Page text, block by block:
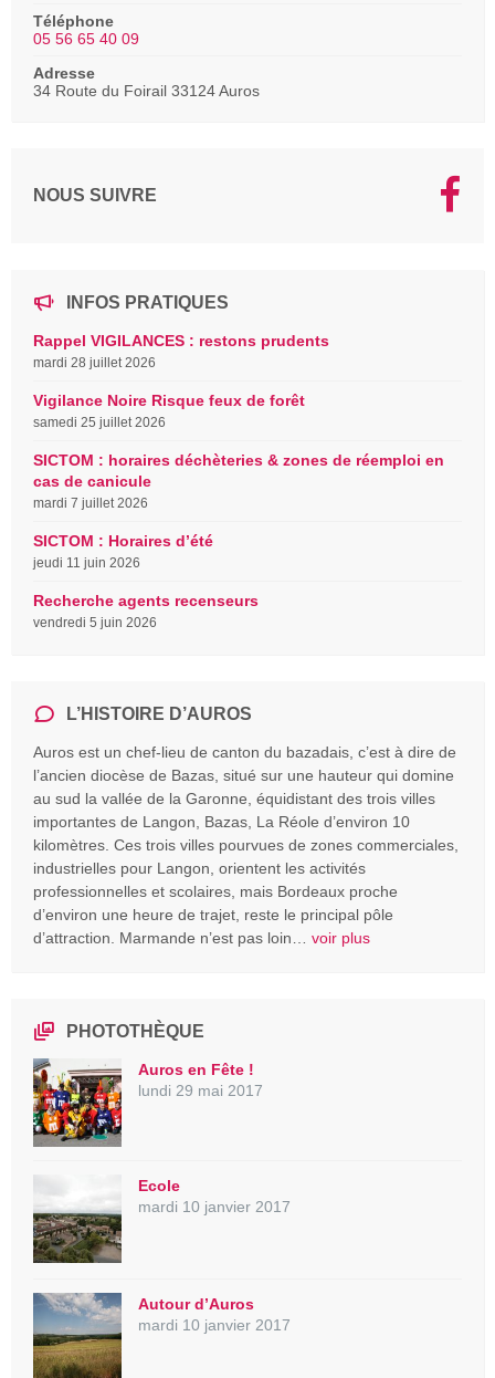
Téléphone
05 56 65 40 09
Adresse
34 Route du Foirail 33124 Auros
NOUS SUIVRE
INFOS PRATIQUES
Rappel VIGILANCES : restons prudents
mardi 28 juillet 2026
Vigilance Noire Risque feux de forêt
samedi 25 juillet 2026
SICTOM : horaires déchèteries & zones de réemploi en
cas de canicule
mardi 7 juillet 2026
SICTOM : Horaires d’été
jeudi 11 juin 2026
Recherche agents recenseurs
vendredi 5 juin 2026
L’HISTOIRE D’AUROS
Auros est un chef-lieu de canton du bazadais, c’est à dire de
l’ancien diocèse de Bazas, situé sur une hauteur qui domine
au sud la vallée de la Garonne, équidistant des trois villes
importantes de Langon, Bazas, La Réole d’environ 10
kilomètres. Ces trois villes pourvues de zones commerciales,
industrielles pour Langon, orientent les activités
professionnelles et scolaires, mais Bordeaux proche
d’environ une heure de trajet, reste le principal pôle
d’attraction. Marmande n’est pas loin… voir plus
PHOTOTHÈQUE
Auros en Fête !
lundi 29 mai 2017
Ecole
mardi 10 janvier 2017
Autour d’Auros
mardi 10 janvier 2017